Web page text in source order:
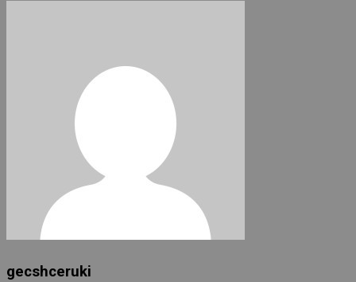
gecshceruki